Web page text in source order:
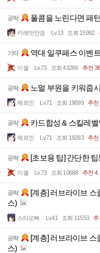
공략 풀콤을 노린다면 패
카레맛안경 Lv.13 조회 15992
기타 역대 일쿠페스 이벤
미셸 Lv.73 조회 43266 추천 36
공략 노멀 부원을 키워줍
제르인 Lv.71 조회 19699 추천
공략 카드합성 & 스킬레벨
제르인 Lv.71 조회 19283 추천
공략 [초보용 팁] 간단한
미셸 Lv.73 조회 10688 추천 4
공략
[계층] 러브라이브 스
스)
스타오빠 Lv.41 조회 11553 추
공략
[계층] 러브라이브 스
스)